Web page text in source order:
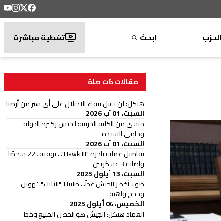
الحزب ابحث تغطية مباشرة
مقالات ذات صلة
هيكل: لن نقبل ببقاء الاحتلال على أي شبر من أرضنا
السبت، 01 آب 2026
منسى من الكلية الحربية: الجيش ركيزة الدولة
وحامي السيادة
السبت، 01 آب 2026
تفاصيل عملية باخرة "Hawk III"... توقيف 22 شخصًا
وإصابة 3 عسكريين
السبت، 13 أيلول 2025
ضوء أخضر للجيش غداً... صليبا لـ"الأنباء": تهويل
وحجج واهية
الخميس، 04 أيلول 2025
العماد هيكل: الجيش هو الحصن المنيع وخط